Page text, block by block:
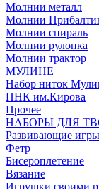
Молнии металл
Молнии
Молнии спираль
Молнии рулонка
Молнии трактор
МУЛИНЕ
Набор ниток
ПНК им.Кирова
Прочее
НАБОРЫ ДЛЯ
Развивающие игры
Фетр
Бисероплетение
Вязание
Игрушки своими